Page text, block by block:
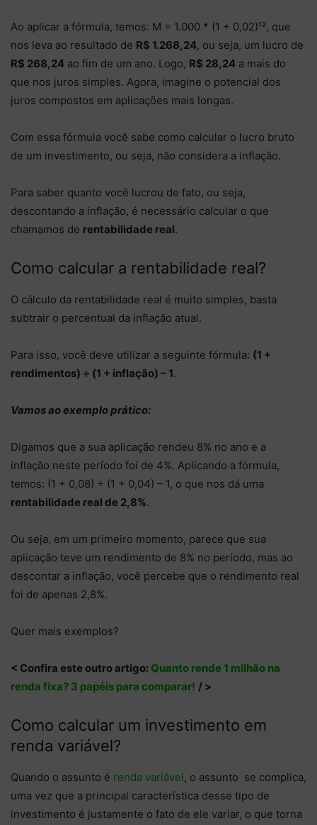
Ao aplicar a fórmula, temos: M = 1.000 * (1 + 0,02)¹², que
nos leva ao resultado de R$ 1.268,24, ou seja, um lucro de
R$ 268,24 ao fim de um ano. Logo, R$ 28,24 a mais do
que nos juros simples. Agora, imagine o potencial dos
juros compostos em aplicações mais longas.
Com essa fórmula você sabe como calcular o lucro bruto
de um investimento, ou seja, não considera a inflação.
Para saber quanto você lucrou de fato, ou seja,
descontando a inflação, é necessário calcular o que
chamamos de rentabilidade real.
Como calcular a rentabilidade real?
O cálculo da rentabilidade real é muito simples, basta
subtrair o percentual da inflação atual.
Para isso, você deve utilizar a seguinte fórmula: (1 +
rendimentos) ÷ (1 + inflação) – 1.
Vamos ao exemplo prático:
Digamos que a sua aplicação rendeu 8% no ano e a
inflação neste período foi de 4%. Aplicando a fórmula,
temos: (1 + 0,08) ÷ (1 + 0,04) – 1, o que nos dá uma
rentabilidade real de 2,8%.
Ou seja, em um primeiro momento, parece que sua
aplicação teve um rendimento de 8% no período, mas ao
descontar a inflação, você percebe que o rendimento real
foi de apenas 2,8%.
Quer mais exemplos?
< Confira este outro artigo: Quanto rende 1 milhão na
renda fixa? 3 papéis para comparar! / >
Como calcular um investimento em
renda variável?
Quando o assunto é renda variável, o assunto se complica,
uma vez que a principal característica desse tipo de
investimento é justamente o fato de ele variar, o que torna